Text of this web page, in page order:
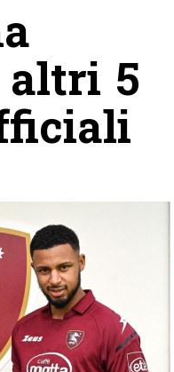
altri 5